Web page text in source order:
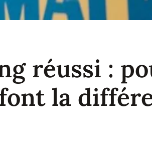
réussi :
la